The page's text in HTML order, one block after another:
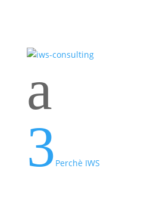
a
3 Perchè IWS